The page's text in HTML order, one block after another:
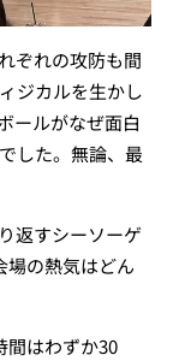
ぞれの攻防も間
ジカルを生かし
ールがなぜ面白
した。無論、最
返すシーソーゲ
場の熱気はどん
はわずか30